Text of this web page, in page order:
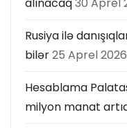
Rusiya ilə
bilər25 Aprel 2026
Hesablama
milyon manat